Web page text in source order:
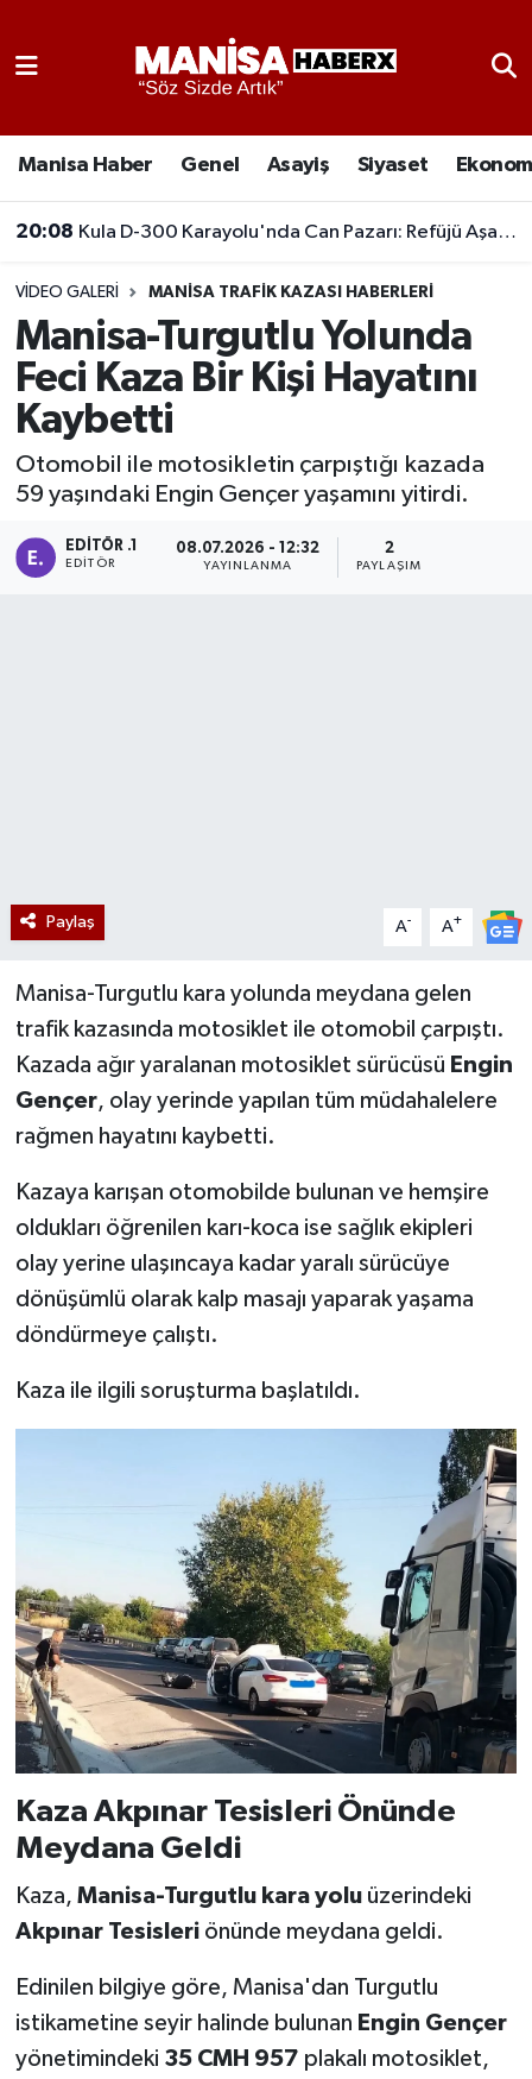
Manisa Haber Genel Asayiş Siyaset
20:08 Kula D-300 Karayolu'nda Can Pazarı: Refüjü Aşan Otomobil Karşı Şeride Geçti,
VIDEO GALERI MANISA TRAFIK KAZASI HABERLERI
Manisa-Turgutlu Yolunda
Feci Kaza Bir Kişi Hayatını
Kaybetti
Otomobil ile motosikletin çarpıştığı kazada
59 yaşındaki Engin Gençer yaşamını yitirdi.
EDITÖR .1
EDITÖR
08.07.2026 - 12:32
YAYINLANMA
2
PAYLAŞIM
Paylaş A- A+
Manisa-Turgutlu kara yolunda meydana gelen
trafik kazasında motosiklet ile otomobil çarpıştı.
Kazada ağır yaralanan motosiklet sürücüsü Engin
Gençer, olay yerinde yapılan tüm müdahalelere
rağmen hayatını kaybetti.
Kazaya karışan otomobilde bulunan ve hemşire
oldukları öğrenilen karı-koca ise sağlık ekipleri
olay yerine ulaşıncaya kadar yaralı sürücüye
dönüşümlü olarak kalp masajı yaparak yaşama
döndürmeye çalıştı.
Kaza ile ilgili soruşturma başlatıldı.
Kaza Akpınar Tesisleri Önünde
Meydana Geldi
Kaza, Manisa-Turgutlu kara yoluüzerindeki
Akpınar Tesisleriönünde meydana geldi.
Edinilen bilgiye göre, Manisa'dan Turgutlu
istikametine seyir halinde bulunan Engin Gençer
yönetimindeki 35 CMH 957 plakalı motosiklet,
Güncel
Gündem
Kültür-Sanat
İletişim
Manisa Nöbetçi Eczaneler
Süper Lig Puan Durumu ve Fikstür
Tüm Manşetler
Son Dakika Haberleri